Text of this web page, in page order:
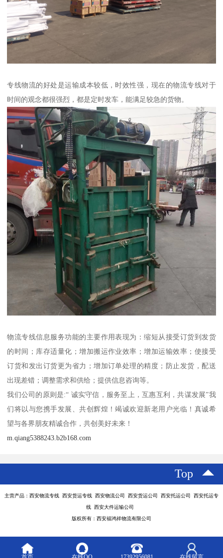
专线物流的好处是运输成本较低，时效性强，现在的物流专线对于
时间的观念都很强烈，都是定时发车，能满足较急的货物。
物流专线信息服务功能的主要作用表现为：缩短从接受订货到发货
的时间；库存适量化；增加搬运作业效率；增加运输效率；使接受
订货和发出订货更为省力；增加订单处理的精度；防止发货，配送
出现差错；调整需求和供给；提供信息咨询等。
我们公司的原则是:“ 诚实守信，服务至上，互惠互利，共谋发展”我
们将以与您携手发展、共创辉煌！竭诚欢迎新老用户光临！真诚希
望与各界朋友精诚合作，共创美好未来！
m.qiang5388243.b2b168.com
Top
主营产品：西安物流专线 西安货运专线 西安物流公司 西安货运公司 西安托运公司 西安托运专
线 西安大件运输公司
版权所有：西安福鸿祥物流有限公司